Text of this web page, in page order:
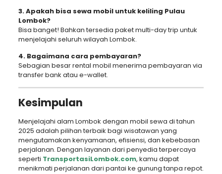
3. Apakah bisa sewa mobil untuk keliling Pulau
Lombok?
Bisa banget! Bahkan tersedia paket multi-day trip untuk
menjelajahi seluruh wilayah Lombok.
4. Bagaimana cara pembayaran?
Sebagian besar rental mobil menerima pembayaran via
transfer bank atau e-wallet.
Kesimpulan
Menjelajahi alam Lombok dengan mobil sewa di tahun
2025 adalah pilihan terbaik bagi wisatawan yang
mengutamakan kenyamanan, efisiensi, dan kebebasan
perjalanan. Dengan layanan dari penyedia terpercaya
seperti TransportasiLombok.com, kamu dapat
menikmati perjalanan dari pantai ke gunung tanpa repot.